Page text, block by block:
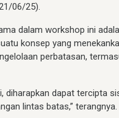
06/25).
dalam workshop ini
konsep yang
perbatasan,
diharapkan dapat tercipta
lintas batas,” terangnya.